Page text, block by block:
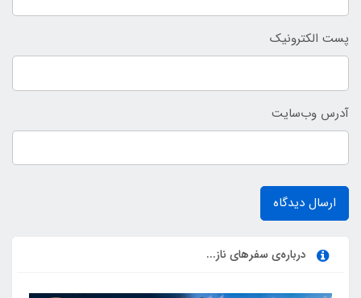
پست الکترونیک
آدرس وب‌سایت
ارسال دیدگاه
درباره‌ی سفرهای ناز...